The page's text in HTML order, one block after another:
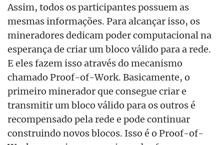
Assim, todos os participantes possuem as
mesmas informações. Para alcançar isso, os
mineradores dedicam poder computacional na
esperança de criar um bloco válido para a rede.
E eles fazem isso através do mecanismo
chamado Proof-of-Work. Basicamente, o
primeiro minerador que consegue criar e
transmitir um bloco válido para os outros é
recompensado pela rede e pode continuar
construindo novos blocos. Isso é o Proof-of-